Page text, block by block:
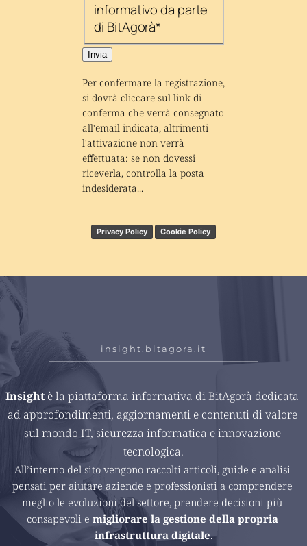
informativo da parte
di BitAgorà*
Invia
Per confermare la registrazione,
si dovrà cliccare sul link di
conferma che verrà consegnato
all'email indicata, altrimenti
l'attivazione non verrà
effettuata: se non dovessi
riceverla, controlla la posta
indesiderata...
Privacy Policy Cookie Policy
insight.bitagora.it
Insight è la piattaforma informativa di BitAgorà dedicata
ad approfondimenti, aggiornamenti e contenuti di valore
sul mondo IT, sicurezza informatica e innovazione
tecnologica.
All’interno del sito vengono raccolti articoli, guide e analisi
pensati per aiutare aziende e professionisti a comprendere
meglio le evoluzioni del settore, prendere decisioni più
consapevoli e migliorare la gestione della propria
infrastruttura digitale.